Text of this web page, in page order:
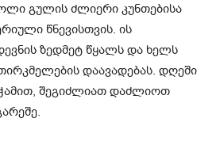
გულის ძლიერი კუნთებისა
წნევისთვის. ის
ზედმეტ წყალს და ხელს
დაავადებას. დღეში
შეგიძლიათ დაძლიოთ